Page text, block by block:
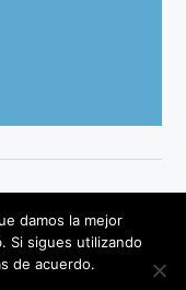
damos la mejor
Si sigues utilizando
de acuerdo.